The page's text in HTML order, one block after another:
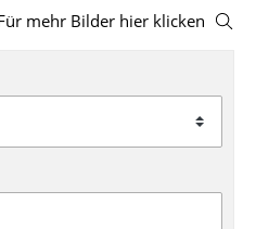
mehr Bilder hier klicken